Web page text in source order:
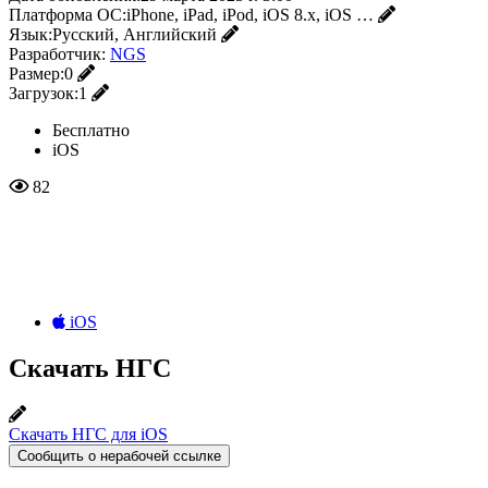
Платформа ОС:iPhone, iPad, iPod, iOS 8.x, iOS …
Язык:Русский, Английский
Разработчик: NGS
Размер:0
Загрузок:1
Бесплатно
iOS
82
iOS
Скачать НГС
Скачать НГС для iOS
Сообщить о нерабочей ссылке